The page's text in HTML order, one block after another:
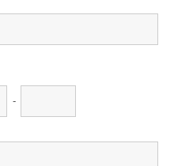
ます。
・賃貸経営をお考えの方
。-